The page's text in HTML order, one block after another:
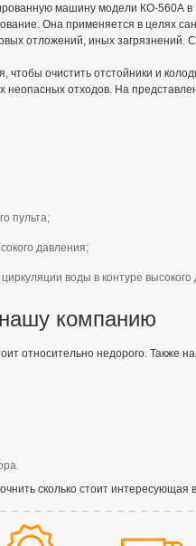
машину модели КО-560А в
Она применяется в целях
отложений, иных
чтобы очистить отстойники и
неопасных отходов. На
пульта;
давления;
воды в контуре высокого
компанию
относительно недорого. Также
сколько стоит интересующая